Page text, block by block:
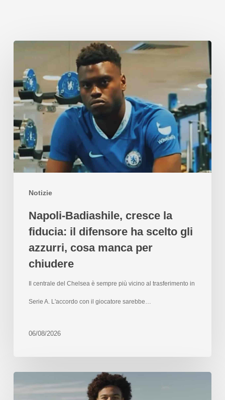
Notizie
Napoli-Badiashile, cresce la
fiducia: il difensore ha scelto gli
azzurri, cosa manca per
chiudere
Il centrale del Chelsea è sempre più vicino al trasferimento in
Serie A. L'accordo con il giocatore sarebbe…
06/08/2026